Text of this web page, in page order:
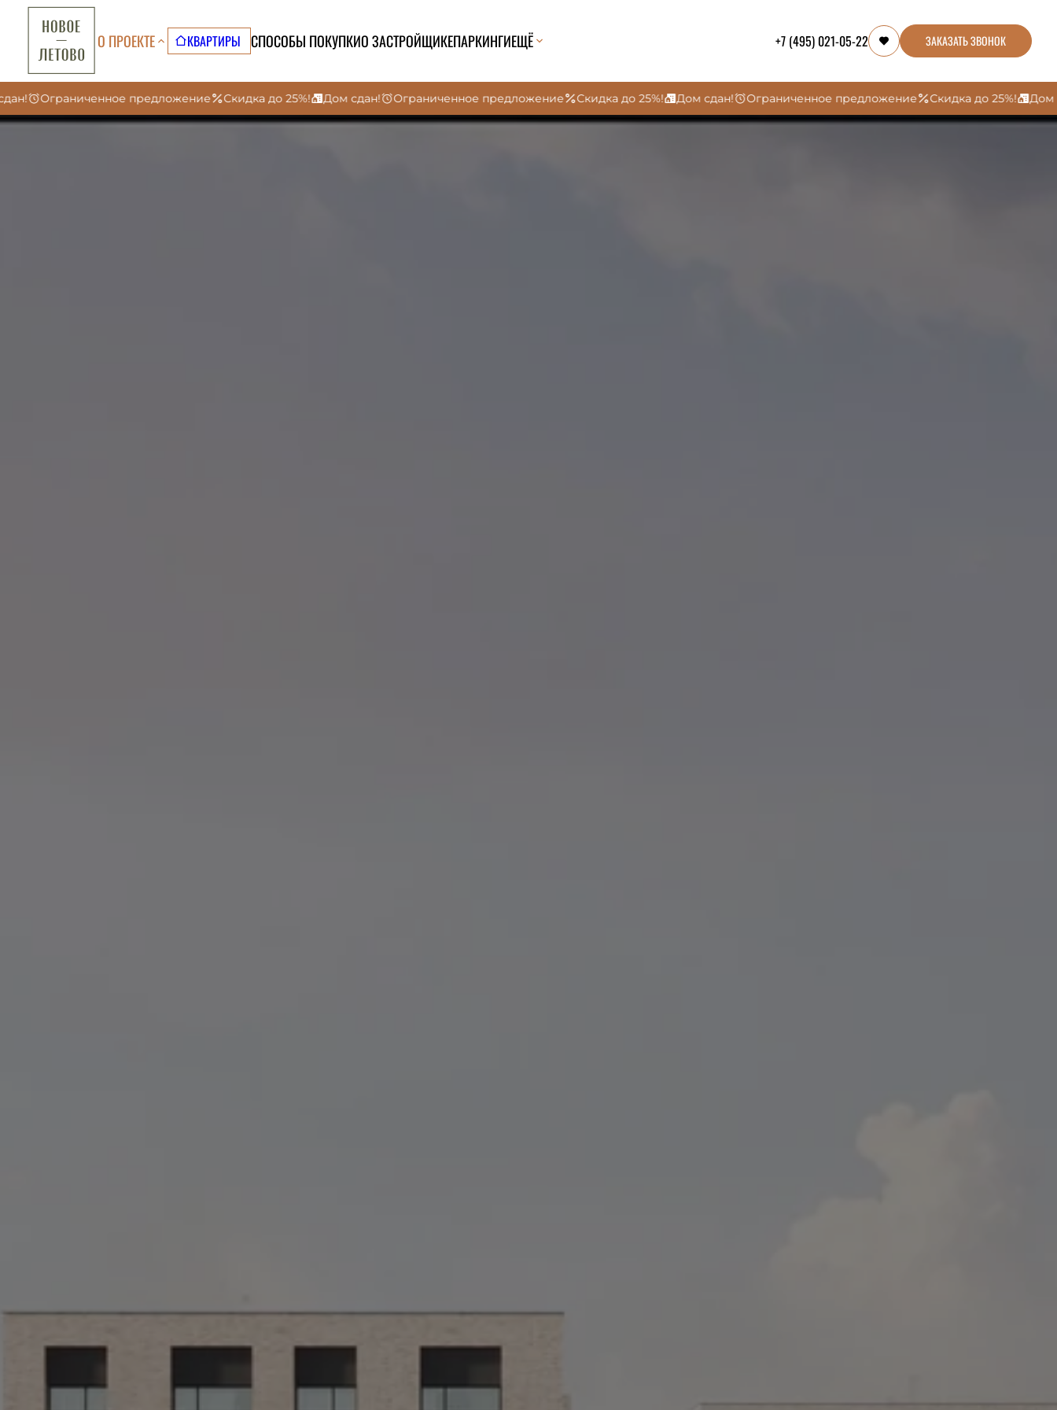
О ПРОЕКТЕ КВАРТИРЫ СПОСОБЫ ПОКУПКИО ЗАСТРОЙЩИКЕПАРКИНГИЕЩЁ +7 (495) 021-05-22 ЗАКАЗАТЬ ЗВОНОК
предложение Скидка до 25%! Дом сдан! Ограниченное предложение Скидка до 25%! Дом сдан! Ограниченное предложение Скидка до 25%! Дом сдан!